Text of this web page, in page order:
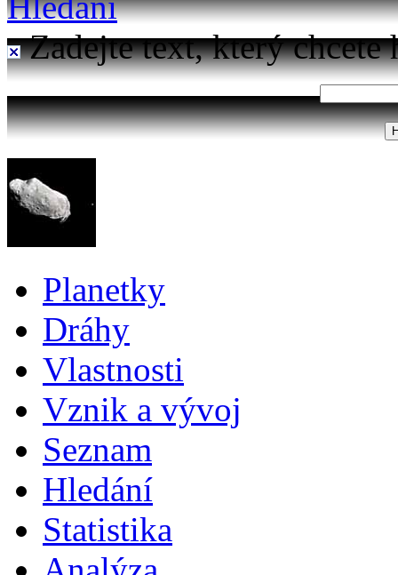
Zadejte text, který chcete
Planetky
Dráhy
Vlastnosti
Vznik a vývoj
Seznam
Hledání
Statistika